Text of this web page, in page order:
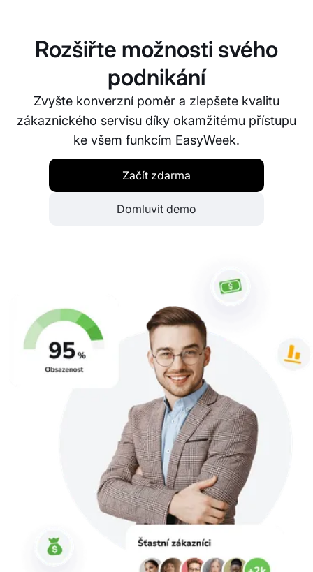
Rozšiřte možnosti svého
podnikání
Zvyšte konverzní poměr a zlepšete kvalitu
zákaznického servisu díky okamžitému přístupu
ke všem funkcím EasyWeek.
Začít zdarma
Domluvit demo